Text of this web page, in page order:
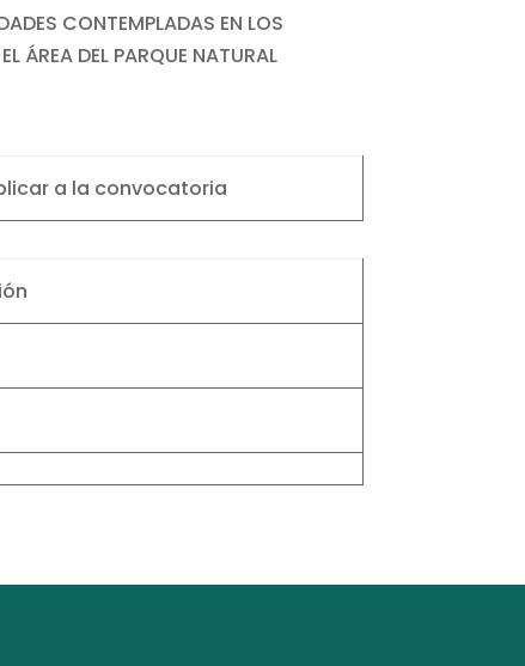
CONTEMPLADAS EN LOS
ÁREA DEL PARQUE NATURAL
a la convocatoria